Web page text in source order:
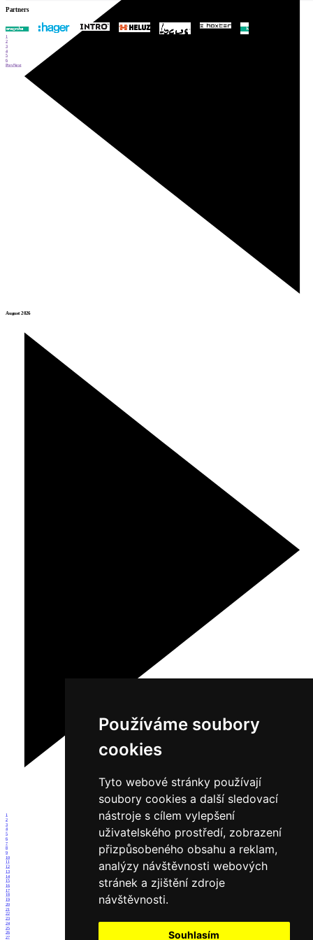
Používáme soubory
cookies
Tyto webové stránky používají
soubory cookies a další sledovací
nástroje s cílem vylepšení
uživatelského prostředí, zobrazení
přizpůsobeného obsahu a reklam,
analýzy návštěvnosti webových
stránek a zjištění zdroje
návštěvnosti.
Souhlasím
August 2026
1
2
3
4
5
6
7
8
9
10
11
12
13
14
15
16
17
18
19
20
21
22
23
24
25
26
27
Partners
1
2
3
4
5
6
PrevNext